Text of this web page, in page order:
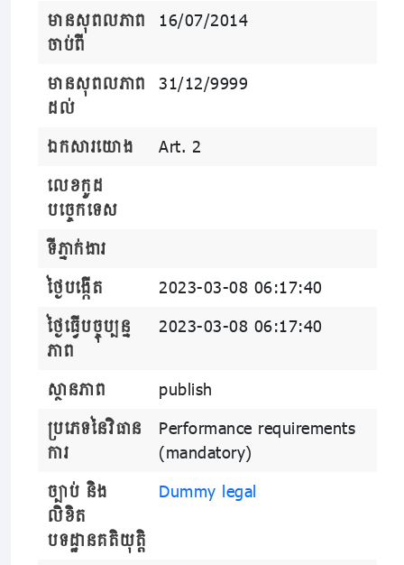
មានសុពលភាព
ចាប់ពី
16/07/2014
មានសុពលភាព
ដល់
31/12/9999
ឯកសារយោង
Art. 2
លេខកូដ
បច្ចេកទេស
ទីភ្នាក់ងារ
ថ្ងៃបង្កើត
2023-03-08 06:17:40
ថ្ងៃធ្វើបច្ចុប្បន្ន
ភាព
2023-03-08 06:17:40
ស្ថានភាព
publish
ប្រភេទនៃវិធាន
ការ
Performance requirements
(mandatory)
ច្បាប់ និង
លិខិត
បទដ្ឋានគតិយុត្តិ
Dummy legal